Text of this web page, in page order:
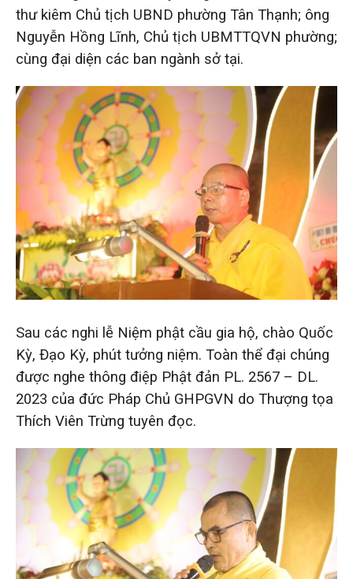
thư kiêm Chủ tịch UBND phường Tân Thạnh; ông
Nguyễn Hồng Lĩnh, Chủ tịch UBMTTQVN phường;
cùng đại diện các ban ngành sở tại.
Sau các nghi lễ Niệm phật cầu gia hộ, chào Quốc
Kỳ, Đạo Kỳ, phút tưởng niệm. Toàn thể đại chúng
được nghe thông điệp Phật đản PL. 2567 – DL.
2023 của đức Pháp Chủ GHPGVN do Thượng tọa
Thích Viên Trừng tuyên đọc.